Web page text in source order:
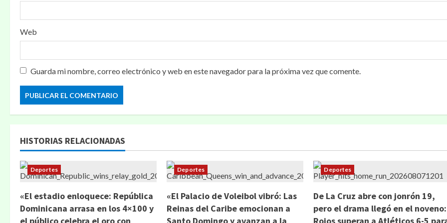
d
s
Web
Guarda mi nombre, correo electrónico y web en este navegador para la próxima vez que comente.
HISTORIAS RELACIONADAS
Deportes
«El estadio enloquece: República
Dominicana arrasa en los 4×100 y
Deportes
«El Palacio de Voleibol vibró: Las
Reinas del Caribe emocionan a
Deportes
De La Cruz abre con jonrón 19,
pero el drama llegó en el noveno: